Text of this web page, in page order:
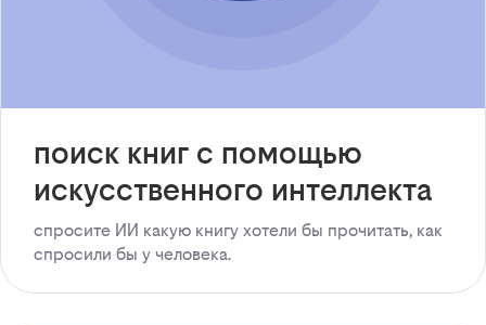
поиск книг с помощью
искусственного интеллекта
спросите ИИ какую книгу хотели бы прочитать, как
спросили бы у человека.